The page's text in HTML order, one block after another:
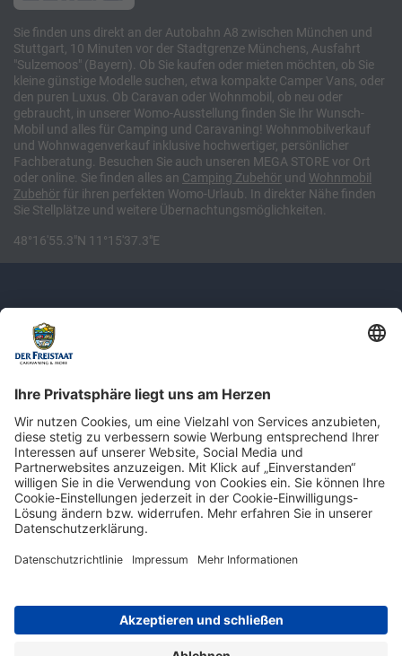
Sie finden uns direkt an der Autobahn A8 zwischen München und
Stuttgart, 10 Minuten vor der Stadtgrenze Münchens, Ausfahrt
"Sulzemoos" (Bayern). Ob Sie kaufen oder mieten möchten, ob Sie
kleine günstige Modelle suchen, etwa kompakte Camper Vans, oder
den puren Luxus. Ob Caravan oder Wohnmobil, ob neu oder
gebraucht, in unserer Womo-Ausstellung finden Sie Ihr Wunsch-
Mobil und alles für Camping und Caravaning! Wohnmobilverkauf
und Wohnwagenverkauf inklusive hochwertiger, persönlicher
Fachberatung. Besuchen Sie auch unseren MEGA STORE vor Ort
oder online. Sie finden alles an Camping Zubehör und Wohnmobil
Zubehör für ihren perfekten Womo-Urlaub. In direkter Nähe finden
Sie Stellplätze und weitere Übernachtungsmöglichkeiten.
48°16'55.3"N 11°15'37.3"E
Newsletter: Jetzt auf
shop.derfreistaat.de anmelden und
einen 5€ Gutschein für unseren Online-
Shop erhalten!*
Impressum Datenschutz Barrierefreiheit